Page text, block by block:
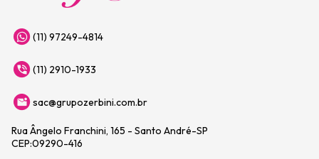
(11) 97249-4814
(11) 2910-1933
sac@grupozerbini.com.br
Rua Ângelo Franchini, 165 - Santo André-SP
CEP:09290-416